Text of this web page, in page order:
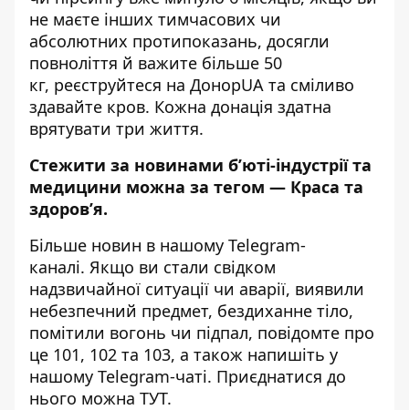
не маєте інших тимчасових чи
абсолютних протипоказань, досягли
повноліття й важите більше 50
кг, реєструйтеся на ДонорUA та сміливо
здавайте кров. Кожна донація здатна
врятувати три життя.
Стежити за новинами б’юті-індустрії та
медицини можна за тегом — Краса та
здоров’я.
Більше новин в нашому Telegram-
каналі. Якщо ви стали свідком
надзвичайної ситуації чи аварії, виявили
небезпечний предмет, бездиханне тіло,
помітили вогонь чи підпал, повідомте про
це 101, 102 та 103, а також напишіть у
нашому Telegram-чаті. Приєднатися до
нього можна ТУТ.